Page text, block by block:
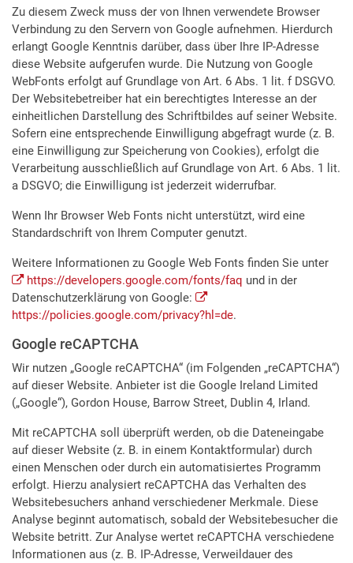
Zu diesem Zweck muss der von Ihnen verwendete Browser
Verbindung zu den Servern von Google aufnehmen. Hierdurch
erlangt Google Kenntnis darüber, dass über Ihre IP-Adresse
diese Website aufgerufen wurde. Die Nutzung von Google
WebFonts erfolgt auf Grundlage von Art. 6 Abs. 1 lit. f DSGVO.
Der Websitebetreiber hat ein berechtigtes Interesse an der
einheitlichen Darstellung des Schriftbildes auf seiner Website.
Sofern eine entsprechende Einwilligung abgefragt wurde (z. B.
eine Einwilligung zur Speicherung von Cookies), erfolgt die
Verarbeitung ausschließlich auf Grundlage von Art. 6 Abs. 1 lit.
a DSGVO; die Einwilligung ist jederzeit widerrufbar.
Wenn Ihr Browser Web Fonts nicht unterstützt, wird eine
Standardschrift von Ihrem Computer genutzt.
Weitere Informationen zu Google Web Fonts finden Sie unter
https://developers.google.com/fonts/faq und in der
Datenschutzerklärung von Google:
https://policies.google.com/privacy?hl=de.
Google reCAPTCHA
Wir nutzen „Google reCAPTCHA“ (im Folgenden „reCAPTCHA“)
auf dieser Website. Anbieter ist die Google Ireland Limited
(„Google“), Gordon House, Barrow Street, Dublin 4, Irland.
Mit reCAPTCHA soll überprüft werden, ob die Dateneingabe
auf dieser Website (z. B. in einem Kontaktformular) durch
einen Menschen oder durch ein automatisiertes Programm
erfolgt. Hierzu analysiert reCAPTCHA das Verhalten des
Websitebesuchers anhand verschiedener Merkmale. Diese
Analyse beginnt automatisch, sobald der Websitebesucher die
Website betritt. Zur Analyse wertet reCAPTCHA verschiedene
Informationen aus (z. B. IP-Adresse, Verweildauer des